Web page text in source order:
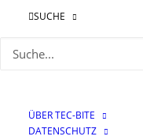
SUCHE
ÜBER TEC-BITE
DATENSCHUTZ